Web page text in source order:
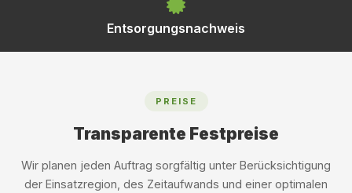
Entsorgungsnachweis
PREISE
Transparente Festpreise
Wir planen jeden Auftrag sorgfältig unter Berücksichtigung
der Einsatzregion, des Zeitaufwands und einer optimalen